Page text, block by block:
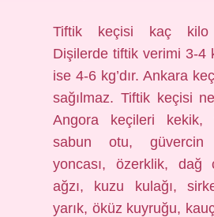
Tiftik keçisi kaç
Dişilerde tiftik verimi 3-4
ise 4-6 kg’dır. Ankara
sağılmaz. Tiftik keçisi
Angora keçileri kekik,
sabun otu,
yoncası, özerklik, dağ
ağzı, kuzu kulağı,
yarık, öküz kuyruğu,